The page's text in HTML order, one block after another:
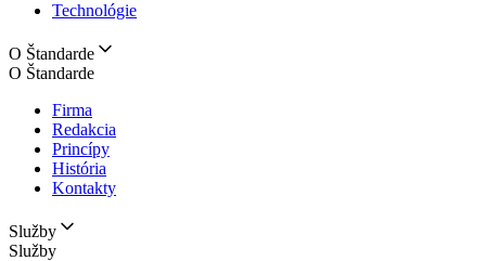
Technológie
O Štandarde
O Štandarde
Firma
Redakcia
Princípy
História
Kontakty
Služby
Služby